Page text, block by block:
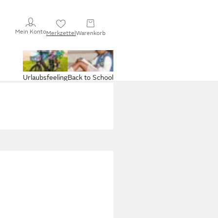
Mein KontoMerkzettelWarenkorb
Back to School
Urlaubsfeeling